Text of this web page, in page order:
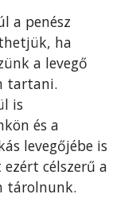
a penész
ha
a levegő
tartani.
is
és a
levegőjébe is
célszerű a
tárolnunk.